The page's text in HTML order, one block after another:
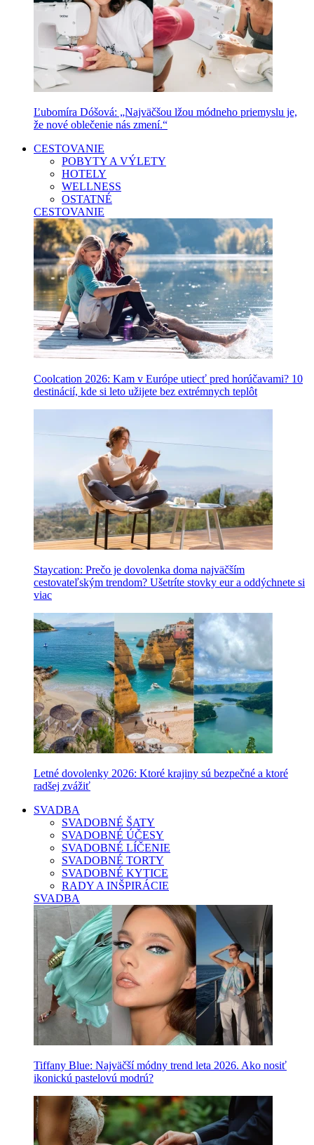
Ľubomíra Dóšová: „Najväčšou lžou módneho priemyslu je,
že nové oblečenie nás zmení.“
CESTOVANIE
POBYTY A VÝLETY
HOTELY
WELLNESS
OSTATNÉ
CESTOVANIE
Coolcation 2026: Kam v Európe utiecť pred horúčavami? 10
destinácií, kde si leto užijete bez extrémnych teplôt
Staycation: Prečo je dovolenka doma najväčším
cestovateľským trendom? Ušetríte stovky eur a oddýchnete si
viac
Letné dovolenky 2026: Ktoré krajiny sú bezpečné a ktoré
radšej zvážiť
SVADBA
SVADOBNÉ ŠATY
SVADOBNÉ ÚČESY
SVADOBNÉ LÍČENIE
SVADOBNÉ TORTY
SVADOBNÉ KYTICE
RADY A INŠPIRÁCIE
SVADBA
Tiffany Blue: Najväčší módny trend leta 2026. Ako nosiť
ikonickú pastelovú modrú?